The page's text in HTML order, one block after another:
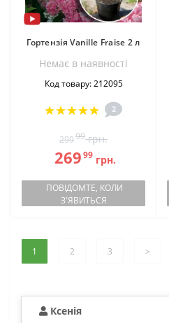
Гортензія Vanille Fraise 2 л
Немає в наявностi
Код товару: 212095
2
29999грн.
26999 грн.
ПОВІДОМТЕ, КОЛИ
З'ЯВИТЬСЯ
1 2 3 >
Ксенія